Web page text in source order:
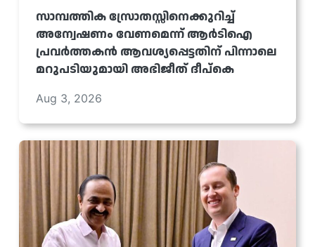
സാമ്പത്തിക സ്രോതസ്സിനെക്കുറിച്ച്
അന്വേഷണം വേണമെന്ന് ആർടിഐ
പ്രവർത്തകൻ ആവശ്യപ്പെട്ടതിന് പിന്നാലെ
മറുപടിയുമായി അഭിജീത് ദീപ്കെ
Aug 3, 2026